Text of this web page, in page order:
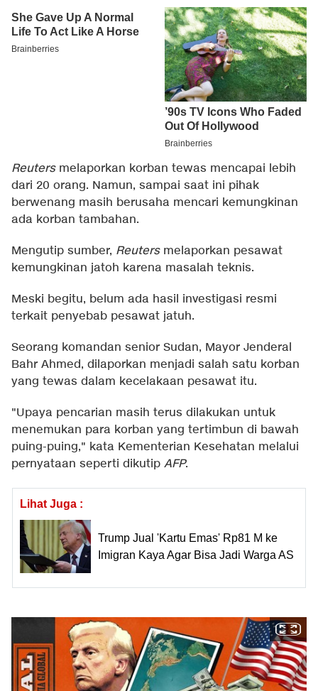
Reutersmelaporkan korban tewas mencapai lebih
dari 20 orang. Namun, sampai saat ini pihak
berwenang masih berusaha mencari kemungkinan
ada korban tambahan.
Mengutip sumber, Reutersmelaporkan pesawat
kemungkinan jatoh karena masalah teknis.
Meski begitu, belum ada hasil investigasi resmi
terkait penyebab pesawat jatuh.
Seorang komandan senior Sudan, Mayor Jenderal
Bahr Ahmed, dilaporkan menjadi salah satu korban
yang tewas dalam kecelakaan pesawat itu.
"Upaya pencarian masih terus dilakukan untuk
menemukan para korban yang tertimbun di bawah
puing-puing," kata Kementerian Kesehatan melalui
pernyataan seperti dikutip AFP.
Lihat Juga :
Trump Jual 'Kartu Emas' Rp81 M ke
Imigran Kaya Agar Bisa Jadi Warga AS